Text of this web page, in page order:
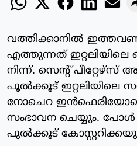
വത്തിക്കാനില്‍
എത്തുന്നത്
നിന്ന്. സെന്റ്
പൂല്‍ക്കൂട് ഇറ്റലിയിലെ
നോചെറ
സംഭാവന ചെയ്യും.
പുല്‍ക്കൂട്